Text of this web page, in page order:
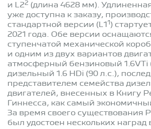
и L22 (длина 4628 мм).
уже доступна к заказу,
стандартной версии (L1 1 )
2021 года. Обе версии
ступенчатой механической
и одним из двух вариантов
атмосферный бензиновый 1.6VTi
дизельный 1.6 HDi (90 л.с.),
представителем семейства
двигателей, внесенных в Книгу
Гиннесса, как самый
За время своего существования
был удостоен нескольких наград